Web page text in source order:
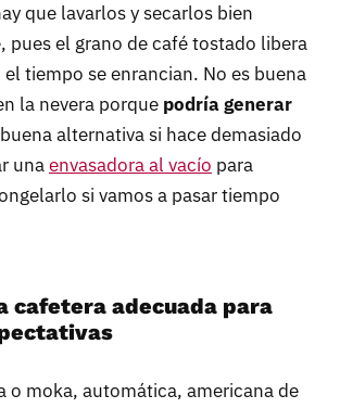
que lavarlos y secarlos bien
pues el grano de café tostado libera
tiempo se enrancian. No es buena
la nevera porque podría generar
alternativa si hace demasiado
unaenvasadora al vacío para
si vamos a pasar tiempo
cafetera adecuada para
o moka, automática, americana de